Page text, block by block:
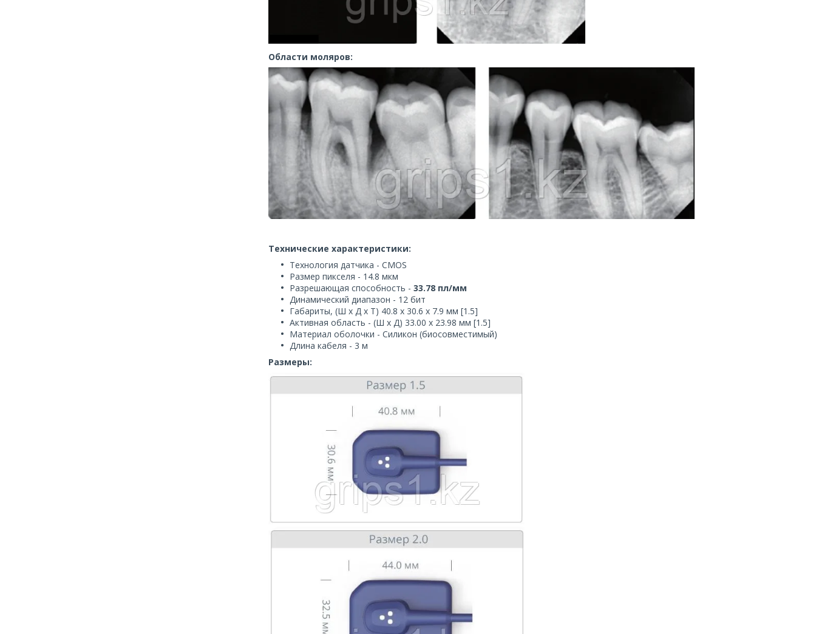
Области моляров:
Технические характеристики:
Технология датчика - CMOS
Размер пикселя - 14.8 мкм
Разрешающая способность - 33.78 пл/мм
Динамический диапазон - 12 бит
Габариты, (Ш x Д x Т) 40.8 x 30.6 x 7.9 мм [1.5]
Активная область - (Ш х Д) 33.00 x 23.98 мм [1.5]
Материал оболочки - Силикон (биосовместимый)
Длина кабеля - 3 м
Размеры: